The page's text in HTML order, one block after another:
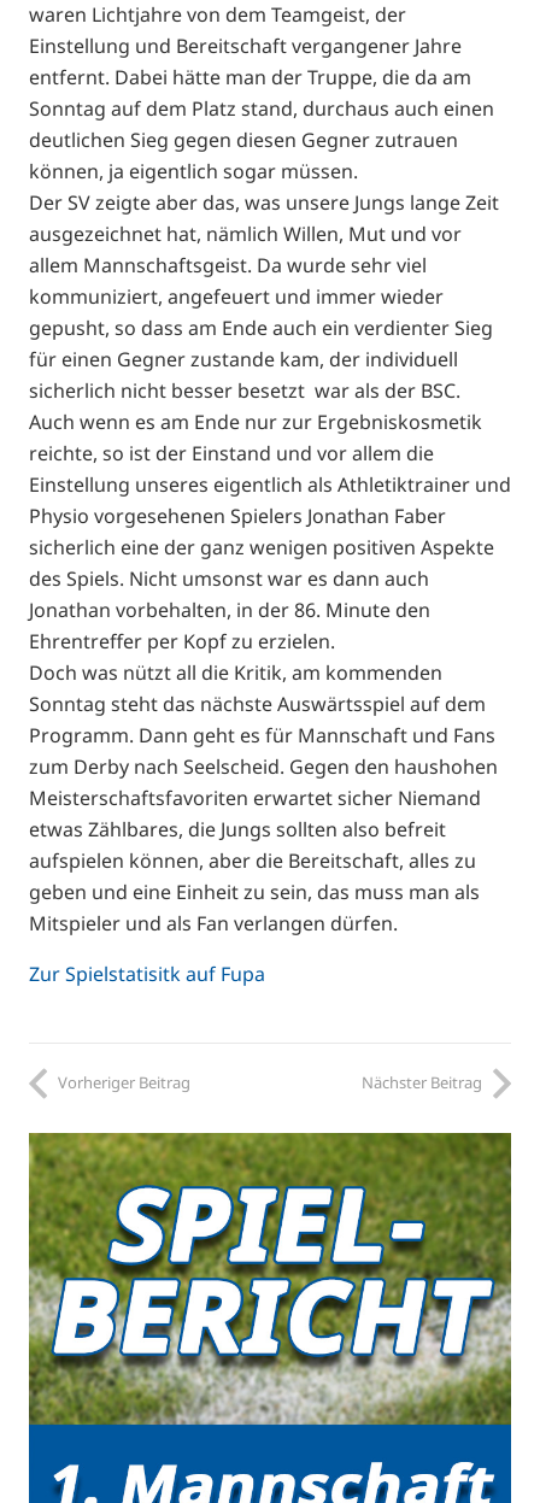
waren Lichtjahre von dem Teamgeist, der
Einstellung und Bereitschaft vergangener Jahre
entfernt. Dabei hätte man der Truppe, die da am
Sonntag auf dem Platz stand, durchaus auch einen
deutlichen Sieg gegen diesen Gegner zutrauen
können, ja eigentlich sogar müssen.
Der SV zeigte aber das, was unsere Jungs lange Zeit
ausgezeichnet hat, nämlich Willen, Mut und vor
allem Mannschaftsgeist. Da wurde sehr viel
kommuniziert, angefeuert und immer wieder
gepusht, so dass am Ende auch ein verdienter Sieg
für einen Gegner zustande kam, der individuell
sicherlich nicht besser besetzt war als der BSC.
Auch wenn es am Ende nur zur Ergebniskosmetik
reichte, so ist der Einstand und vor allem die
Einstellung unseres eigentlich als Athletiktrainer und
Physio vorgesehenen Spielers Jonathan Faber
sicherlich eine der ganz wenigen positiven Aspekte
des Spiels. Nicht umsonst war es dann auch
Jonathan vorbehalten, in der 86. Minute den
Ehrentreffer per Kopf zu erzielen.
Doch was nützt all die Kritik, am kommenden
Sonntag steht das nächste Auswärtsspiel auf dem
Programm. Dann geht es für Mannschaft und Fans
zum Derby nach Seelscheid. Gegen den haushohen
Meisterschaftsfavoriten erwartet sicher Niemand
etwas Zählbares, die Jungs sollten also befreit
aufspielen können, aber die Bereitschaft, alles zu
geben und eine Einheit zu sein, das muss man als
Mitspieler und als Fan verlangen dürfen.
Zur Spielstatisitk auf Fupa
Vorheriger Beitrag Nächster Beitrag